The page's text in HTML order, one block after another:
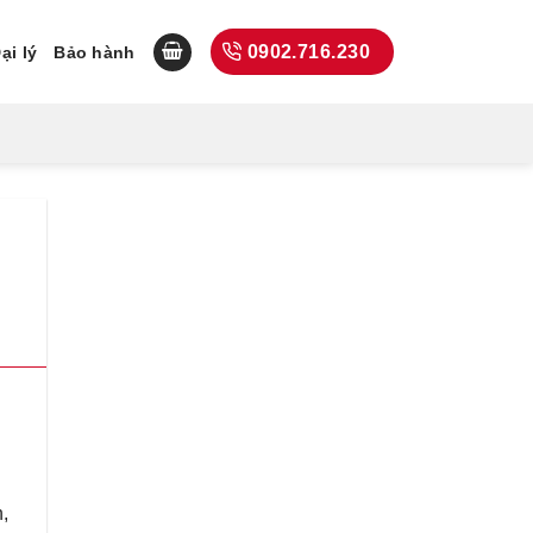
lý Bảo hành 0902.716.230